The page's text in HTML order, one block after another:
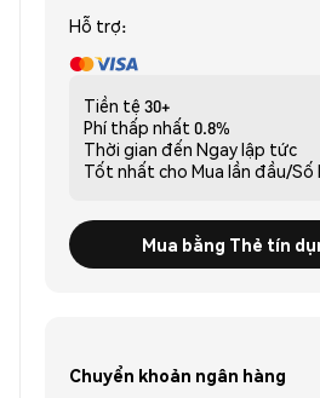
Hỗ trợ:
Tiền tệ 30+
Phí thấp nhất 0.8%
Thời gian đến Ngay lập tức
Tốt nhất cho Mua lần đầu/Số
Mua bằng Thẻ tín
Chuyển khoản ngân hàng